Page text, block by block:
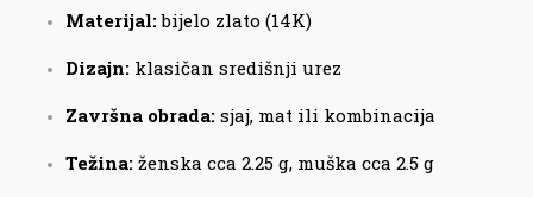
Materijal:bijelo zlato (14K)
Dizajn: klasičan središnji urez
Završna obrada: sjaj, mat ili kombinacija
Težina: ženska cca 2.25 g, muška cca 2.5 g